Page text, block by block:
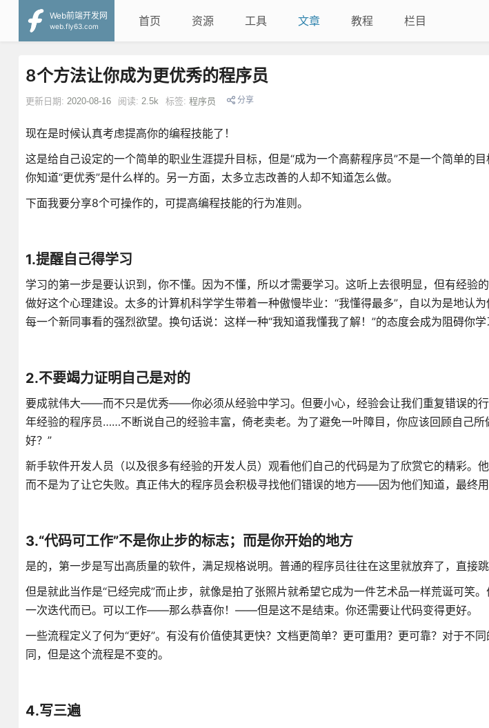
Web前端开发网
web.fly63.com
首页 资源 工具 文章 教程 栏目
8个方法让你成为更优秀的程序员
更新日期: 2020-08-16 阅读: 2.5k 标签: 程序员 分享
现在是时候认真考虑提高你的编程技能了！
这是给自己设定的一个简单的职业生涯提升目标，但是“成为一个高薪程序员”不是一个简单的
你知道“更优秀”是什么样的。另一方面，太多立志改善的人却不知道怎么做。
下面我要分享8个可操作的，可提高编程技能的行为准则。
1.提醒自己得学习
学习的第一步是要认识到，你不懂。因为不懂，所以才需要学习。这听上去很明显，但有经验
做好这个心理建设。太多的计算机科学学生带着一种傲慢毕业：“我懂得最多”，自以为是地认
每一个新同事看的强烈欲望。换句话说：这样一种“我知道我懂我了解！”的态度会成为阻碍你学
2.不要竭力证明自己是对的
要成就伟大——而不只是优秀——你必须从经验中学习。但要小心，经验会让我们重复错误的
年经验的程序员……不断说自己的经验丰富，倚老卖老。为了避免一叶障目，你应该回顾自己所
好？”
新手软件开发人员（以及很多有经验的开发人员）观看他们自己的代码是为了欣赏它的精彩。
而不是为了让它失败。真正伟大的程序员会积极寻找他们错误的地方——因为他们知道，最终用
3.“代码可工作”不是你止步的标志；而是你开始的地方
是的，第一步是写出高质量的软件，满足规格说明。普通的程序员往往在这里就放弃了，直接跳
但是就此当作是“已经完成”而止步，就像是拍了张照片就希望它成为一件艺术品一样荒诞可笑
一次迭代而已。可以工作——那么恭喜你！——但是这不是结束。你还需要让代码变得更好。
一些流程定义了何为“更好”。有没有价值使其更快？文档更简单？更可重用？更可靠？对于不
同，但是这个流程是不变的。
4.写三遍